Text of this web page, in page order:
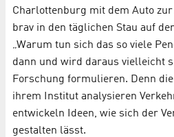
Charlottenburg mit dem Auto
brav in den täglichen Stau auf
„Warum tun sich das so viele
dann und wird daraus vielleicht
Forschung formulieren. Denn
ihrem Institut analysieren
entwickeln Ideen, wie sich der
gestalten lässt.